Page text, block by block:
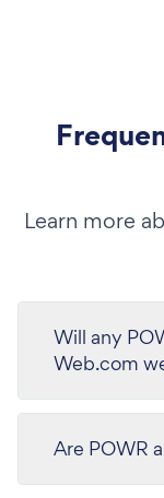
Learn more
Will any
Web.com
Are POWR